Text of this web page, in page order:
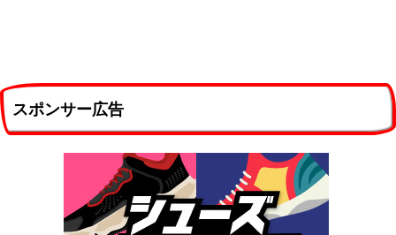
スポンサー広告